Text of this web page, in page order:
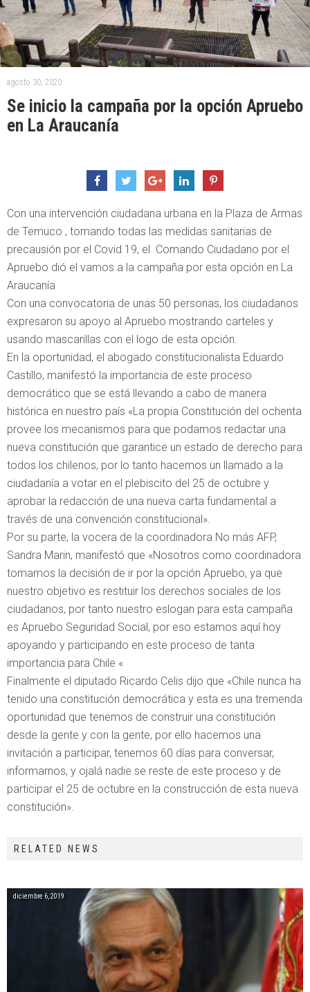
agosto 30, 2020
Se inicio la campaña por la opción Apruebo
en La Araucanía
Con una intervención ciudadana urbana en la Plaza de Armas
de Temuco , tomando todas las medidas sanitarias de
precausión por el Covid 19, el Comando Ciudadano por el
Apruebo dió el vamos a la campaña por esta opción en La
Araucanía
Con una convocatoria de unas 50 personas, los ciudadanos
expresaron su apoyo al Apruebo mostrando carteles y
usando mascarillas con el logo de esta opción.
En la oportunidad, el abogado constitucionalista Eduardo
Castillo, manifestó la importancia de este proceso
democrático que se está llevando a cabo de manera
histórica en nuestro país «La propia Constitución del ochenta
provee los mecanismos para que podamos redactar una
nueva constitución que garantice un estado de derecho para
todos los chilenos, por lo tanto hacemos un llamado a la
ciudadanía a votar en el plebiscito del 25 de octubre y
aprobar la redacción de una nueva carta fundamental a
través de una convención constitucional».
Por su parte, la vocera de la coordinadora No más AFP,
Sandra Marin, manifestó que «Nosotros como coordinadora
tomamos la decisión de ir por la opción Apruebo, ya que
nuestro objetivo es restituir los derechos sociales de los
ciudadanos, por tanto nuestro eslogan para esta campaña
es Apruebo Seguridad Social, por eso estamos aquí hoy
apoyando y participando en este proceso de tanta
importancia para Chile «
Finalmente el diputado Ricardo Celis dijo que «Chile nunca ha
tenido una constitución democrática y esta es una tremenda
oportunidad que tenemos de construir una constitución
desde la gente y con la gente, por ello hacemos una
invitación a participar, tenemos 60 días para conversar,
informarnos, y ojalá nadie se reste de este proceso y de
participar el 25 de octubre en la construcción de esta nueva
constitución».
RELATED NEWS
diciembre 6, 2019